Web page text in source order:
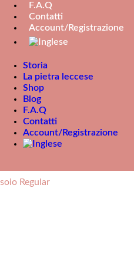
F.A.Q
Contatti
Account/Registrazione
Storia
La pietra leccese
Shop
Blog
F.A.Q
Contatti
Account/Registrazione
Regular